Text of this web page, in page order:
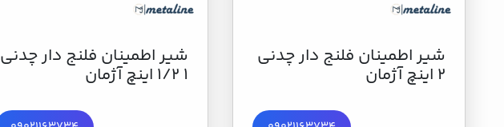
شیر اطمینان فلنج دار چدنی
2 اینچ آژمان
شیر اطمینان فلنج‌ دار چدنی
1 1/2 اینچ آژمان